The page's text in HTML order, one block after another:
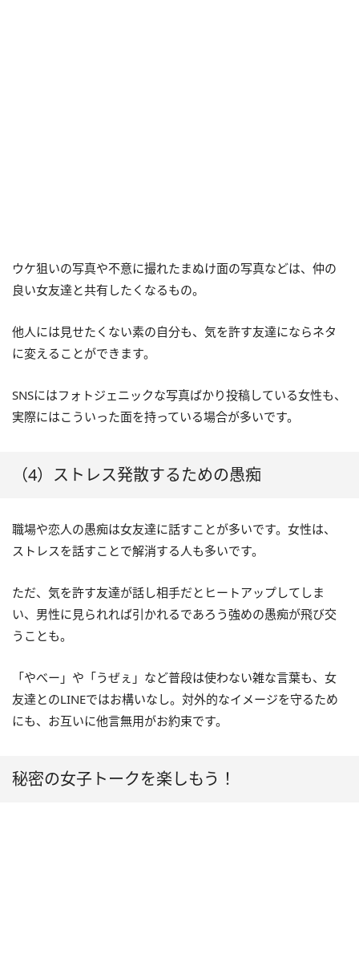
ウケ狙いの写真や不意に撮れたまぬけ面の写真などは、仲の
良い女友達と共有したくなるもの。
他人には見せたくない素の自分も、気を許す友達にならネタ
に変えることができます。
SNSにはフォトジェニックな写真ばかり投稿している女性も、
実際にはこういった面を持っている場合が多いです。
（4）ストレス発散するための愚痴
職場や恋人の愚痴は女友達に話すことが多いです。女性は、
ストレスを話すことで解消する人も多いです。
ただ、気を許す友達が話し相手だとヒートアップしてしま
い、男性に見られれば引かれるであろう強めの愚痴が飛び交
うことも。
「やべー」や「うぜぇ」など普段は使わない雑な言葉も、女
友達とのLINEではお構いなし。対外的なイメージを守るため
にも、お互いに他言無用がお約束です。
秘密の女子トークを楽しもう！